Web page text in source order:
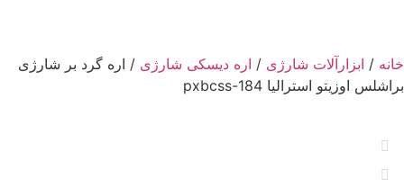
خانه / ابزارآلات شارژی / اره دیسکی شارژی / اره گرد بر شارژی
براشلس اوزیتو استرالیا pxbcss-184